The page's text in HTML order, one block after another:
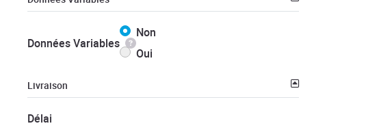
Données Variables
Non
Oui
Livraison
Délai